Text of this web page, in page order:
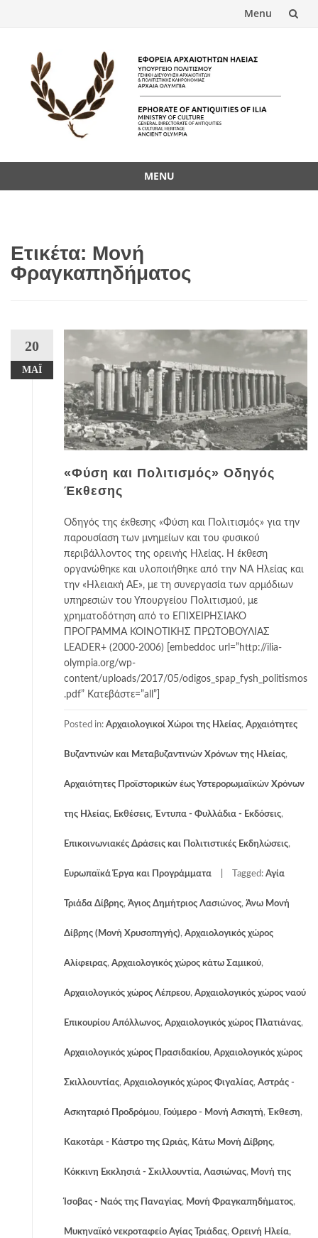
Menu
content
MENU
Ετικέτα: Μονή
Φραγκαπηδήματος
20
ΜΆΙ
«Φύση και Πολιτισμός» Οδηγός
Έκθεσης
Οδηγός της έκθεσης «Φύση και Πολιτισμός» για την
παρουσίαση των μνημείων και του φυσικού
περιβάλλοντος της ορεινής Ηλείας. Η έκθεση
οργανώθηκε και υλοποιήθηκε από την ΝΑ Ηλείας και
την «Ηλειακή ΑΕ», με τη συνεργασία των αρμόδιων
υπηρεσιών του Υπουργείου Πολιτισμού, με
χρηματοδότηση από το ΕΠΙΧΕΙΡΗΣΙΑΚΟ
ΠΡΟΓΡΑΜΜΑ ΚΟΙΝΟΤΙΚΗΣ ΠΡΩΤΟΒΟΥΛΙΑΣ
LEADER+ (2000-2006) [embeddoc url=”http://ilia-
olympia.org/wp-
content/uploads/2017/05/odigos_spap_fysh_politismos
.pdf” Κατεβάστε=”all”]
Posted in: Αρχαιολογικοί Χώροι της Ηλείας, Αρχαιότητες
Βυζαντινών και Μεταβυζαντινών Χρόνων της Ηλείας,
Αρχαιότητες Προϊστορικών έως Υστερορωμαϊκών Χρόνων
της Ηλείας, Εκθέσεις, Έντυπα - Φυλλάδια - Εκδόσεις,
Επικοινωνιακές Δράσεις και Πολιτιστικές Εκδηλώσεις,
Ευρωπαϊκά Έργα και Προγράμματα Tagged: Αγία
Τριάδα Δίβρης, Άγιος Δημήτριος Λασιώνος, Άνω Μονή
Δίβρης (Μονή Χρυσοπηγής), Αρχαιολογικός χώρος
Αλίφειρας, Αρχαιολογικός χώρος κάτω Σαμικού,
Αρχαιολογικός χώρος Λέπρεου, Αρχαιολογικός χώρος ναού
Eπικουρίου Απόλλωνος, Αρχαιολογικός χώρος Πλατιάνας,
Αρχαιολογικός χώρος Πρασιδακίου, Αρχαιολογικός χώρος
Σκιλλουντίας, Αρχαιολογικός χώρος Φιγαλίας, Αστράς -
Ασκηταριό Προδρόμου, Γούμερο - Μονή Ασκητή, Έκθεση,
Κακοτάρι - Κάστρο της Ωριάς, Κάτω Μονή Δίβρης,
Κόκκινη Εκκλησιά - Σκιλλουντία, Λασιώνας, Μονή της
Ίσοβας - Ναός της Παναγίας, Μονή Φραγκαπηδήματος,
Μυκηναϊκό νεκροταφείο Αγίας Τριάδας, Ορεινή Ηλεία,